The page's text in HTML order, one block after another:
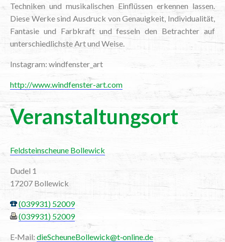
Tech­ni­ken und musi­ka­li­schen Ein­flüs­sen erken­nen las­sen.
Die­se Wer­ke sind Aus­druck von Genau­ig­keit, Indi­vi­dua­li­tät,
Fan­ta­sie und Farb­kraft und fes­seln den Betrach­ter auf
unter­schied­lichs­te Art und Weise.
Insta­gram: windfenster_art
http://www.windfenster-art.com
Ver­an­stal­tungs­ort
Feld­stein­scheu­ne Bollewick
Dudel 1
17207 Bollewick
(039931) 52009
(039931) 52009
E‑Mail: dieScheuneBollewick@t‑online.de